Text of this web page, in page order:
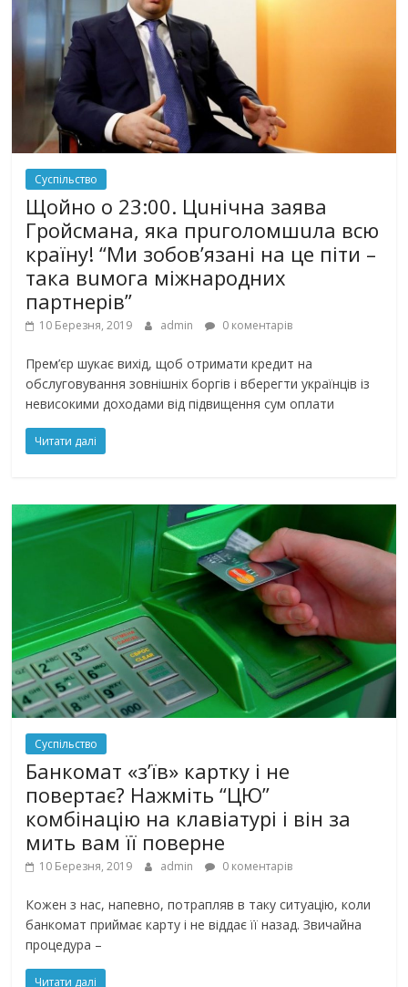
Суспільство
Щойно о 23:00. Цuнічна заява
Гройсмана, яка прuголомшuла всю
країну! “Ми зобов’язані на це піти –
така вuмога міжнародних
партнерів”
10 Березня, 2019 admin 0 коментарів
Прем’єр шукає вихід, щоб отримати кредит на
обслуговування зовнішніх боргів і вберегти українців із
невисокими доходами від підвищення сум оплати
Читати далі
Суспільство
Банкомат «з’їв» картку і не
повертає? Нажміть “ЦЮ”
комбінацію на клавіатурі і він за
мить вам її поверне
10 Березня, 2019 admin 0 коментарів
Кожен з нас, напевно, потрапляв в таку ситуацію, коли
банкомат приймає карту і не віддає її назад. Звичайна
процедура –
Читати далі